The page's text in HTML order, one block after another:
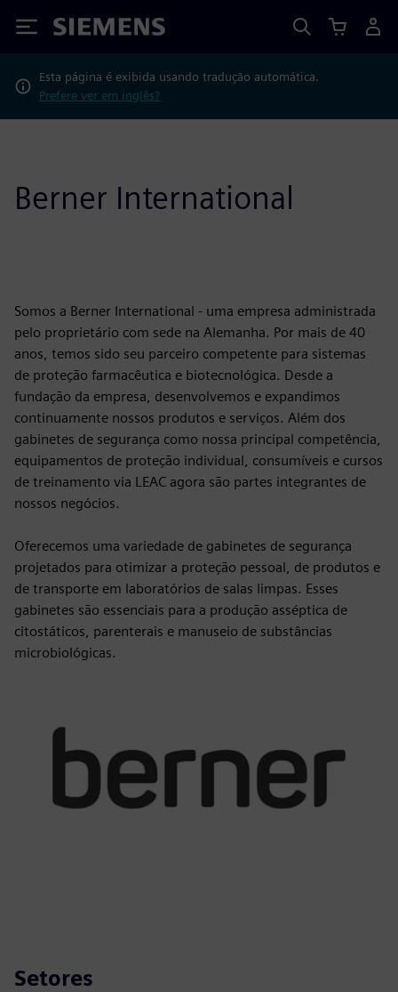
Siemens
Esta página é exibida usando tradução automática.
Prefere ver em inglês?
Berner International
Somos a Berner International - uma empresa administrada
pelo proprietário com sede na Alemanha. Por mais de 40
anos, temos sido seu parceiro competente para sistemas
de proteção farmacêutica e biotecnológica. Desde a
fundação da empresa, desenvolvemos e expandimos
continuamente nossos produtos e serviços. Além dos
gabinetes de segurança como nossa principal competência,
equipamentos de proteção individual, consumíveis e cursos
de treinamento via LEAC agora são partes integrantes de
nossos negócios.
Oferecemos uma variedade de gabinetes de segurança
projetados para otimizar a proteção pessoal, de produtos e
de transporte em laboratórios de salas limpas. Esses
gabinetes são essenciais para a produção asséptica de
citostáticos, parenterais e manuseio de substâncias
microbiológicas.
Setores